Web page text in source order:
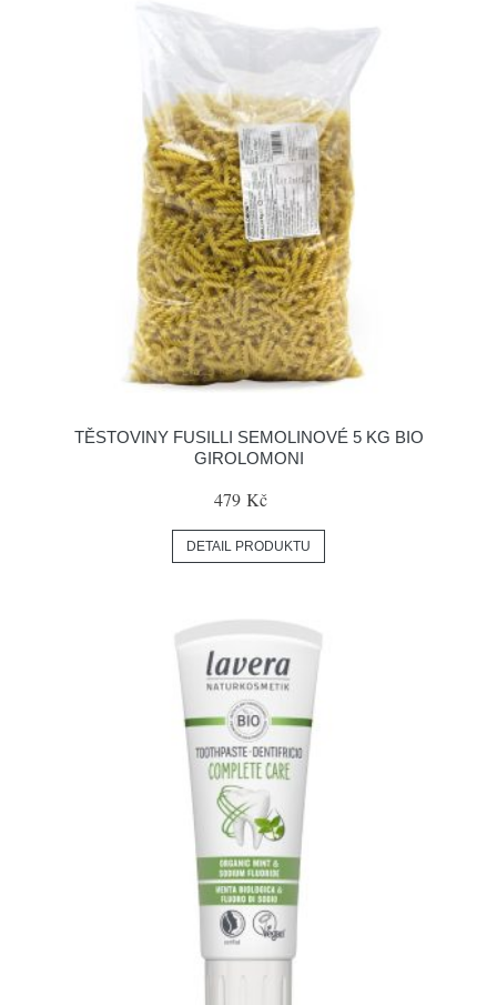
TĚSTOVINY FUSILLI SEMOLINOVÉ 5 KG BIO
GIROLOMONI
479 Kč
DETAIL PRODUKTU